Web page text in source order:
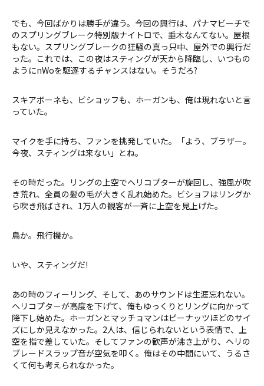
でも、今回ばかりは勝手が違う。今回の興行は、パナマビーチで
のスプリングブレーク特別版ナイトロで、垂木なんてない。屋根
もない。スプリングブレークの狂騒の真っ只中、屋外での興行だ
った。これでは、この夜はスティングが天から降臨し、いつもの
ようにnWoを駆逐するチャンスはない。そうだろ?
スキアボーネも、ビショッフも、ホーガンも、俺は現れないと言
っていた。
マイクを手に持ち、ファンを挑発していた。「よう、ブラザー。
今夜、スティングは来ない」とね。
その時だった。リングの上空でヘリコプターが旋回し、強風が吹
き荒れ、全員の髪の毛が大きく乱れ始めた。ビショフはリングか
ら吹き飛ばされ、1万人の観客が一斉に上空を見上げた。
鳥か。飛行機か。
いや、スティングだ!
あの時のフィーリング、そして、あのサウンドは生涯忘れない。
ヘリコプターが高度を下げて、俺もゆっくりとリングに向かって
降下し始めた。ホーガンとマッチョマンはピーナッツほどのサイ
ズにしか見えなかった。2人は、信じられないという表情で、上
空を指で差していた。そしてファンの歓声が沸き上がり、ヘリの
ブレードスラップ音が空気を叩く。俺はその中間にいて、うるさ
くて何も考えられなかった。